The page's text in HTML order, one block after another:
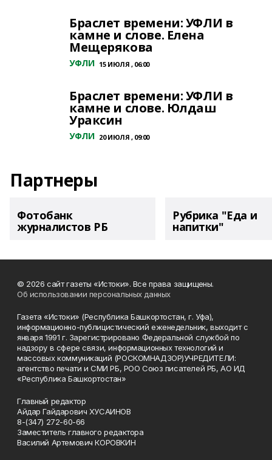
Браслет времени: УФЛИ в
камне и слове. Елена
Мещерякова
УФЛИ 15 ИЮЛЯ , 06:00
Браслет времени: УФЛИ в
камне и слове. Юлдаш
Ураксин
УФЛИ 20 ИЮЛЯ , 09:00
Партнеры
Фотобанк
журналистов РБ
Рубрика "Еда и
напитки"
© 2026 сайт газеты «Истоки». Все права защищены.
Об использовании персональных данных
Газета «Истоки» (Республика Башкортостан, г. Уфа),
информационно-публицистический еженедельник, выходит с
января 1991 г. Зарегистрировано Федеральной службой по
надзору в сфере связи, информационных технологий и
массовых коммуникаций (РОСКОМНАДЗОР)УЧРЕДИТЕЛИ:
агентство печати и СМИ РБ, РОО Союз писателей РБ, АО ИД
«Республика Башкортостан»
Главный редактор
Айдар Гайдарович ХУСАИНОВ
8-(347) 272-60-66
Заместитель главного редактора
Василий Артемович КОРОВКИН